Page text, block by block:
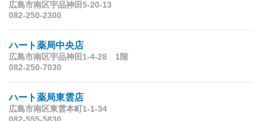
広島市南区宇品神田5-20-13
082-250-2300
ハート薬局中央店
広島市南区宇品神田1-4-28 1階
082-250-7030
ハート薬局東雲店
広島市南区東雲本町1-1-34